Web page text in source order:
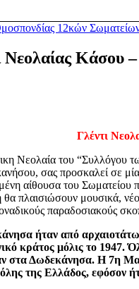
12κών
Νεολαίας Κάσου
Γλέντι
Νεολαία του “Συλλόγου
σας προσκαλεί σε
αίθουσα του Σωματείου
πλαισιώσουν μουσικά,
παραδοσιακούς
ήταν από
κράτος μόλις το 1947.
στα Δωδεκάνησα. Η 7η
της Ελλάδος, εφόσον